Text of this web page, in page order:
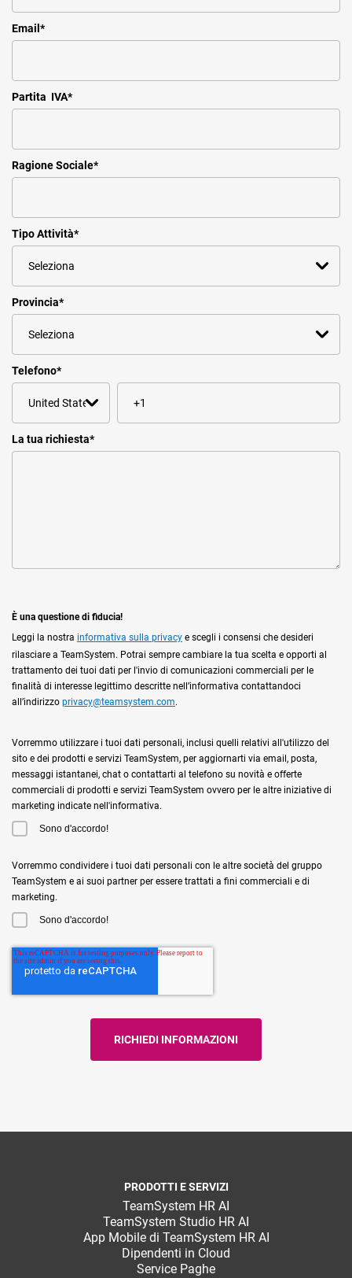
Email *
Partita IVA*
Ragione Sociale*
Tipo Attività*
Provincia*
Telefono*
La tua richiesta*
È una questione di fiducia!
Leggi la nostra informativa sulla privacy e scegli i consensi che desideri
rilasciare a TeamSystem. Potrai sempre cambiare la tua scelta e opporti al
trattamento dei tuoi dati per l'invio di comunicazioni commerciali per le
finalità di interesse legittimo descritte nell’informativa contattandoci
all’indirizzo privacy@teamsystem.com.
Vorremmo utilizzare i tuoi dati personali, inclusi quelli relativi all'utilizzo del
sito e dei prodotti e servizi TeamSystem, per aggiornarti via email, posta,
messaggi istantanei, chat o contattarti al telefono su novità e offerte
commerciali di prodotti e servizi TeamSystem ovvero per le altre iniziative di
marketing indicate nell'informativa.
Sono d'accordo!
Vorremmo condividere i tuoi dati personali con le altre società del gruppo
TeamSystem e ai suoi partner per essere trattati a fini commerciali e di
marketing.
Sono d'accordo!
PRODOTTI E SERVIZI
TeamSystem HR AI
TeamSystem Studio HR AI
App Mobile di TeamSystem HR AI
Dipendenti in Cloud
Service Paghe